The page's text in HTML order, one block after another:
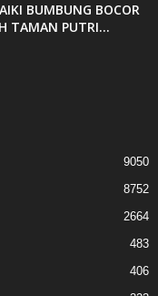
BUMBUNG BOCOR
TAMAN PUTRI...
9050
8752
2664
483
406